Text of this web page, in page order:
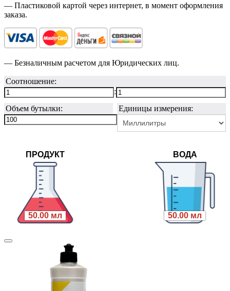
— Пластиковой картой через интернет, в момент оформления
заказа.
— Безналичным расчетом для Юридических лиц.
Соотношение:
:
Объем бутылки:
Единицы измерения:
ПРОДУКТ
50.00 мл
ВОДА
50.00 мл